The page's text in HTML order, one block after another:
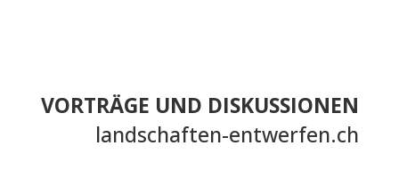
VORTRÄGE UND DISKUSSIONEN
landschaften-entwerfen.ch